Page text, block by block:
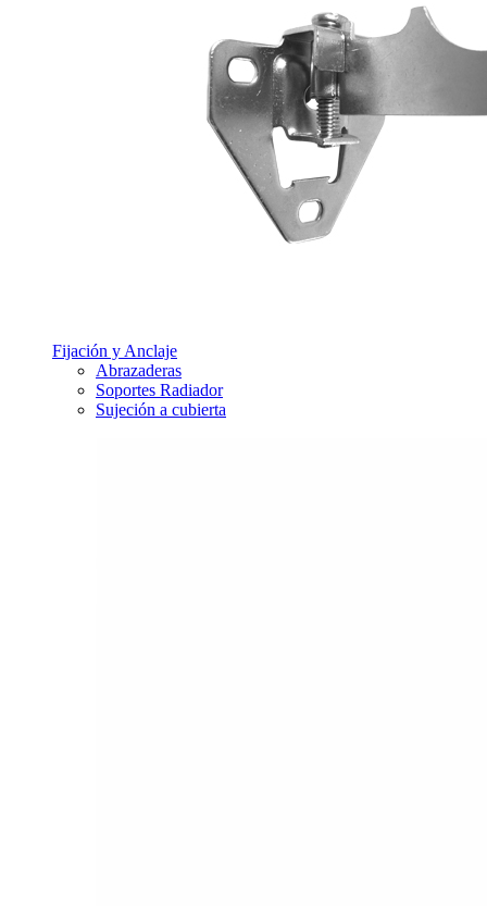
Fijación y Anclaje
Abrazaderas
Soportes Radiador
Sujeción a cubierta